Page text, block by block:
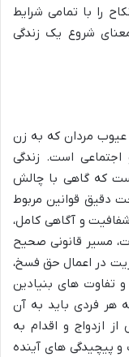
را با تمامی شرایط
شروع یک زندگی
عیوب مردان که به زن
است. زندگی
که گاهی با چالش
دقیق قوانین مربوط
و آگاهی کامل،
مسیر قانونی صحیح
در اعمال حق فسخ،
تفاوت های بنیادین
هر فردی باید به آن
ازدواج و اقدام به
و پیچیدگی های آینده